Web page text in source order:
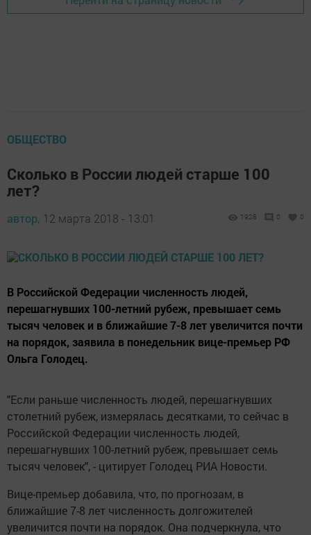
ОБЩЕСТВО
Сколько в России людей старше 100
лет?
автор, 12 марта 2018 - 13:01 1928 0 0
В Российской Федерации численность людей,
перешагнувших 100-летний рубеж, превышает семь
тысяч человек и в ближайшие 7-8 лет увеличится почти
на порядок, заявила в понедельник вице-премьер РФ
Ольга Голодец.
"Если раньше численность людей, перешагнувших
столетний рубеж, измерялась десятками, то сейчас в
Российской Федерации численность людей,
перешагнувших 100-летний рубеж, превышает семь
тысяч человек", - цитирует Голодец РИА Новости.
Вице-премьер добавила, что, по прогнозам, в
ближайшие 7-8 лет численность долгожителей
увеличится почти на порядок. Она подчеркнула, что